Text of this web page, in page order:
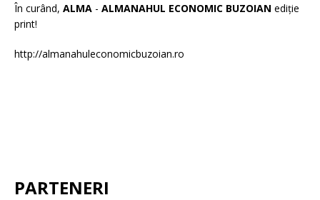
În curând, ALMA - ALMANAHUL ECONOMIC BUZOIAN ediție
print!
http://almanahuleconomicbuzoian.ro
PARTENERI